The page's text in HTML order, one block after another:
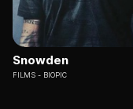
Snowden
FILMS BIOPIC